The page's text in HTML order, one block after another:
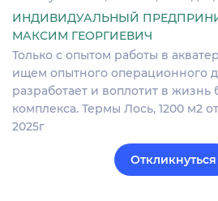
ИНДИВИДУАЛЬНЫЙ
МАКСИМ ГЕОРГИЕВИЧ
Только с опытом работы в
ищем опытного операционного
разработает и воплотит в жизнь
комплекса. Термы Лось, 1200 м2
2025г
Откликнуться